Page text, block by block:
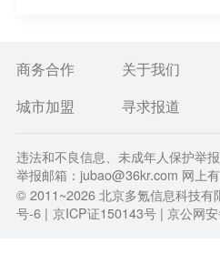
商务合作 关于我们
城市加盟
寻求报道
违法和不良信息、未成年人保护举
举报邮箱：jubao@36kr.com 网上
© 2011~2026北京多氪信息科技有
号-6 | 京ICP证150143号 | 京公网